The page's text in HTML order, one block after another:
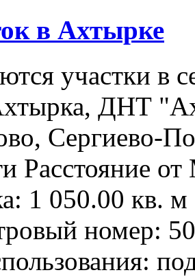
в Ахтырке
участки в
ДНТ
Сергиево-
Расстояние
1 050.00 кв.
номер: